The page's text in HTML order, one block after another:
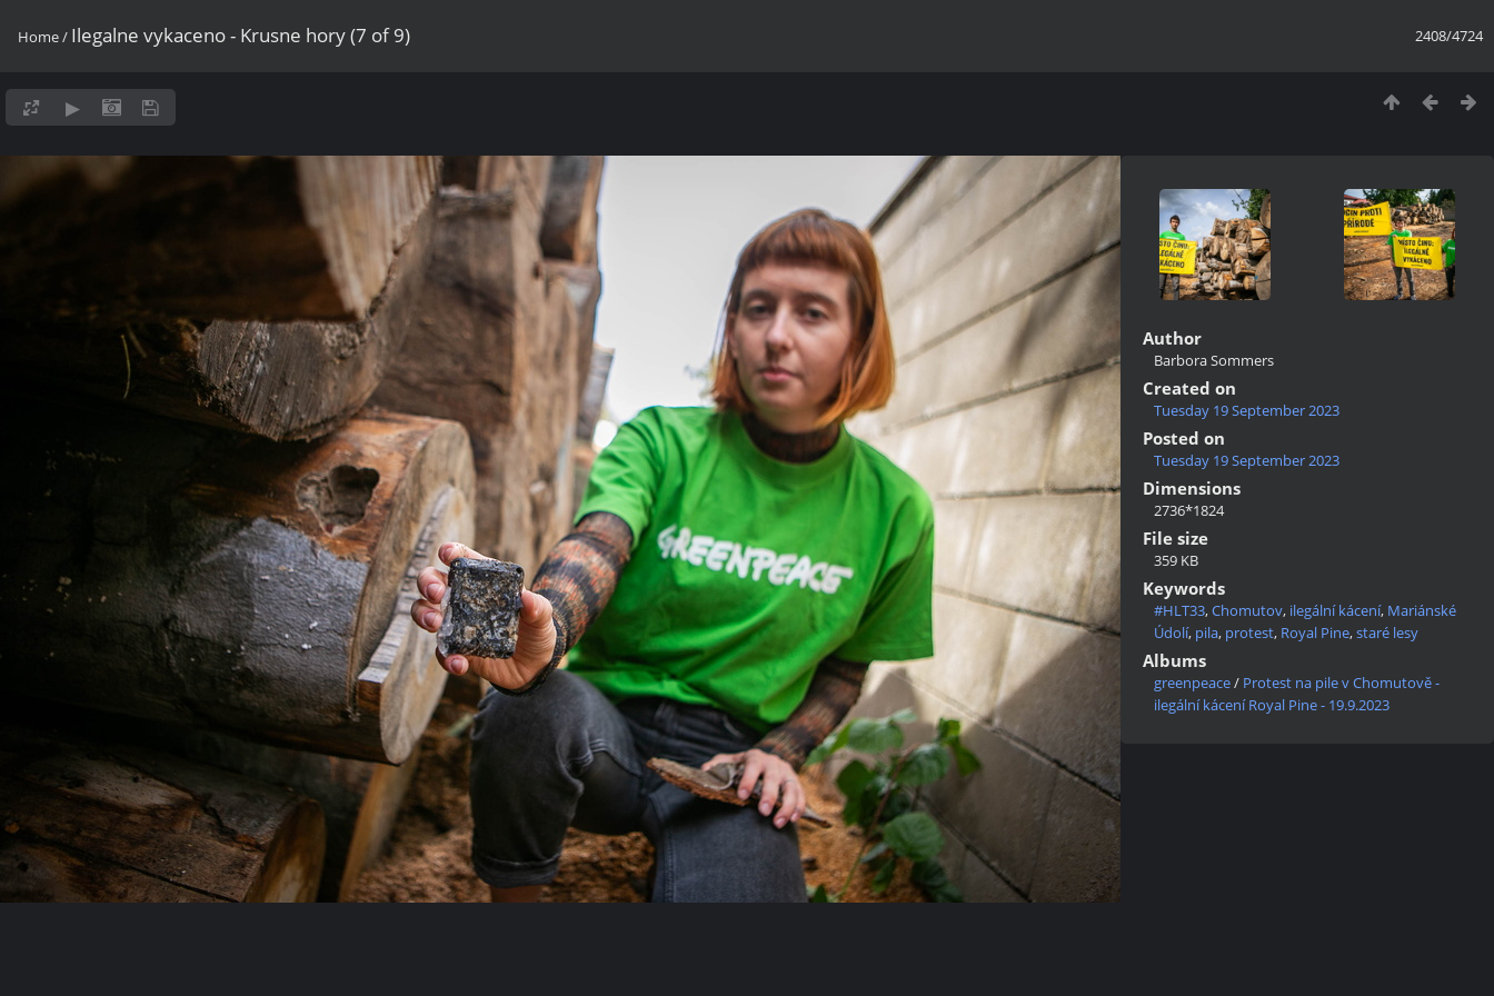
2408/4724
Home/ Ilegalne vykaceno - Krusne hory (7 of 9)
Author
Barbora Sommers
Created on
Tuesday 19 September 2023
Posted on
Tuesday 19 September 2023
Dimensions
2736*1824
File size
359 KB
Keywords
#HLT33,Chomutov, ilegální kácení, Mariánské
Údolí, pila, protest, Royal Pine,staré lesy
Albums
greenpeace/ Protest na pile v Chomutově -
ilegální kácení Royal Pine - 19.9.2023